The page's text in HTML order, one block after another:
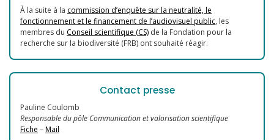
À la suite à la commission d’enquête sur la neutralité, le
fonctionnement et le financement de l’audiovisuel public, les
membres du Conseil scientifique (CS) de la Fondation pour la
recherche sur la biodiversité (FRB) ont souhaité réagir.
Contact presse
Pauline Coulomb
Responsable du pôle Communication et valorisation scientifique
Fiche –Mail